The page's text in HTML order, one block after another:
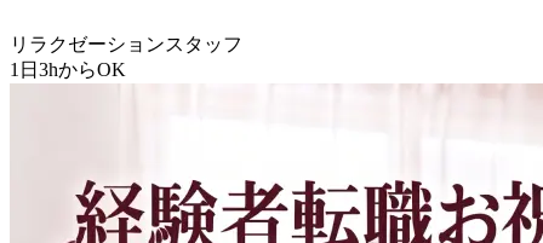
リラクゼーションスタッフ
1日3hからOK